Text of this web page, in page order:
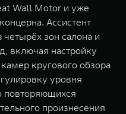
Wall Motor и уже
Ассистент
зон салона и
включая настройку
кругового обзора
уровня
повторяющихся
произнесения